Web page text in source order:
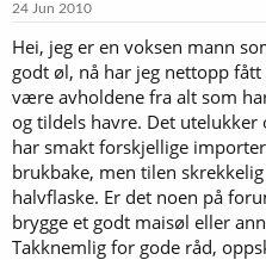
24 Jun 2010
Hei, jeg er en voksen mann
godt øl, nå har jeg nettopp
være avholdene fra alt som
og tildels havre. Det utelukker
har smakt forskjellige
brukbake, men tilen
halvflaske. Er det noen på
brygge et godt maisøl eller
Takknemlig for gode råd,